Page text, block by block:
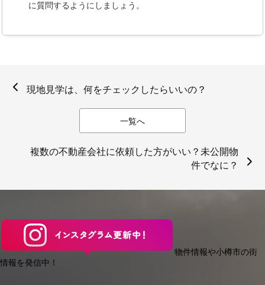
に質問するようにしましょう。
現地見学は、何をチェックしたらいいの？
一覧へ
複数の不動産会社に依頼した方がいい？未公開物
件でなに？
物件情報や小樽市の街
情報を発信中！